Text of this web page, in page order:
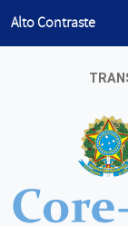
Habilitar
Alto Contraste